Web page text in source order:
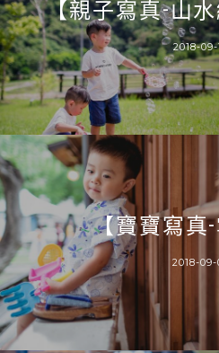
【親子寫真-山
2018-09-
【寶寶寫真
2018-09-